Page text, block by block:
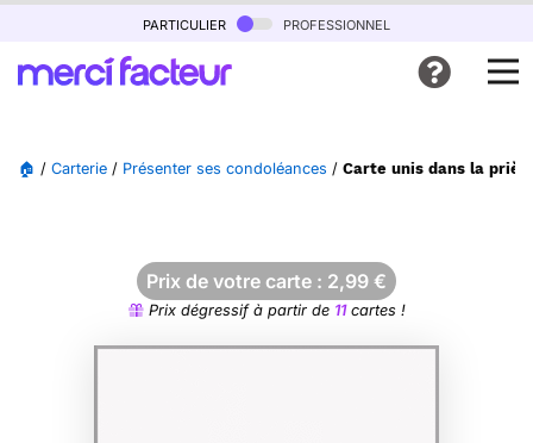
particulier professionnel
🏠 / Carterie / Présenter ses condoléances / Carte unis dans la
Prix de votre carte : 2,99 €
Prix dégressif à partir de 11cartes !